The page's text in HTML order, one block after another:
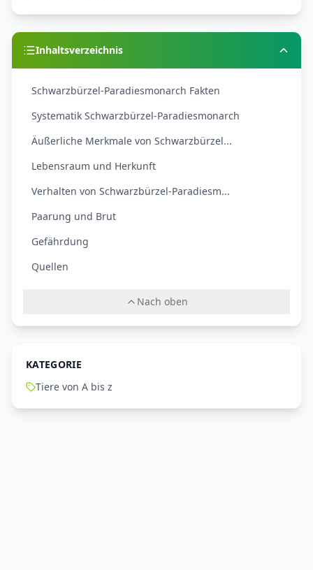
Inhaltsverzeichnis
Schwarzbürzel-Paradiesmonarch Fakten
Systematik Schwarzbürzel-Paradiesmonarch
Äußerliche Merkmale von Schwarzbürzel...
Lebensraum und Herkunft
Verhalten von Schwarzbürzel-Paradiesm...
Paarung und Brut
Gefährdung
Quellen
Nach oben
KATEGORIE
Tiere von A bis z